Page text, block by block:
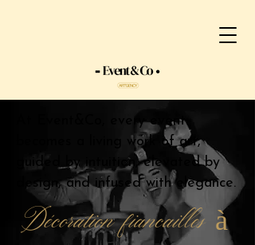
At Event&Co, every event
becomes a living work of art,
guided by intuition, elevated by
design, and infused with elegance.
Décoration fiancailles à